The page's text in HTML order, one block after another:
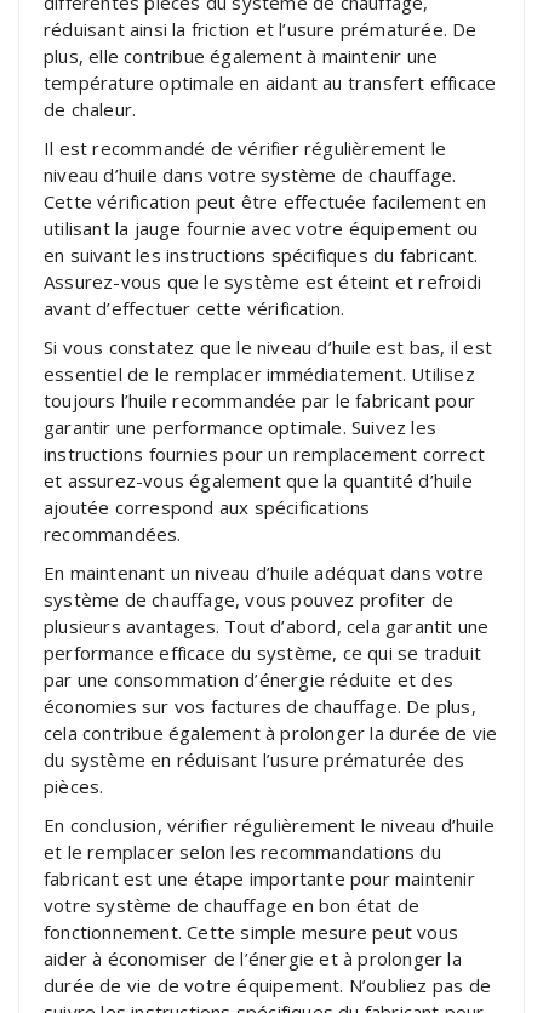
réduisant ainsi la friction et l’usure prématurée. De
plus, elle contribue également à maintenir une
température optimale en aidant au transfert efficace
de chaleur.
Il est recommandé de vérifier régulièrement le
niveau d’huile dans votre système de chauffage.
Cette vérification peut être effectuée facilement en
utilisant la jauge fournie avec votre équipement ou
en suivant les instructions spécifiques du fabricant.
Assurez-vous que le système est éteint et refroidi
avant d’effectuer cette vérification.
Si vous constatez que le niveau d’huile est bas, il est
essentiel de le remplacer immédiatement. Utilisez
toujours l’huile recommandée par le fabricant pour
garantir une performance optimale. Suivez les
instructions fournies pour un remplacement correct
et assurez-vous également que la quantité d’huile
ajoutée correspond aux spécifications
recommandées.
En maintenant un niveau d’huile adéquat dans votre
système de chauffage, vous pouvez profiter de
plusieurs avantages. Tout d’abord, cela garantit une
performance efficace du système, ce qui se traduit
par une consommation d’énergie réduite et des
économies sur vos factures de chauffage. De plus,
cela contribue également à prolonger la durée de vie
du système en réduisant l’usure prématurée des
pièces.
En conclusion, vérifier régulièrement le niveau d’huile
et le remplacer selon les recommandations du
fabricant est une étape importante pour maintenir
votre système de chauffage en bon état de
fonctionnement. Cette simple mesure peut vous
aider à économiser de l’énergie et à prolonger la
durée de vie de votre équipement. N’oubliez pas de